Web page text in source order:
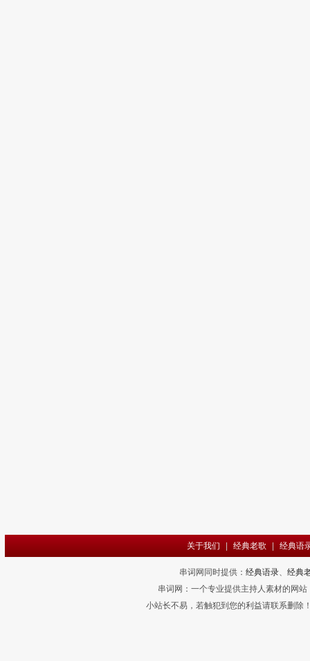
关于我们 经典老歌 经典语
串词网同时提供： 经典语录、 经典
串词网：一个专业提供主持人素材的网站
小站长不易，若触犯到您的利益请联系删除